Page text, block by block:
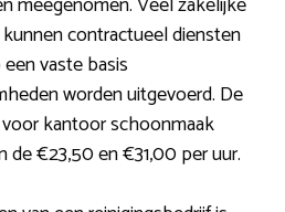
contractueel diensten
vaste basis
worden uitgevoerd. De
kantoor schoonmaak
de €23,50 en €31,00 per uur.